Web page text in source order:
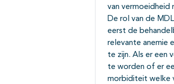
van vermoeidheid
De rol van de
eerst de
relevante anemie
te zijn. Als er een
te worden of er
morbiditeit welke